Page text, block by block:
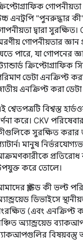
এনট্রপি "পুনরুদ্ধার
দ্বারা
গোপনীয়তার জ্ঞান
পারে, যা গোপনের
ডেটা এনক্রিপ্ট
এনক্রিপ্ট করা
শ্বেতপত্রটি বিশ্বস্ত
করে। CKV
সুরক্ষিত করার
মানুষ
প্রতিরোধ
করে তোলে।
ক্লাউড কী ভল্ট
ডিভাইসে
(এবং এনক্রিপ্ট
অ্যান্ড্রয়েড
বিষয়বস্তু